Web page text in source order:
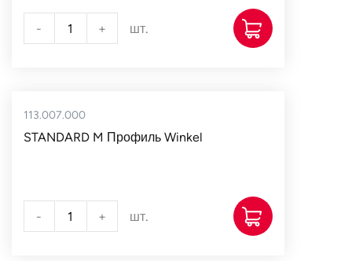
- + шт.
113.007.000
STANDARD M Профиль Winkel
- + шт.